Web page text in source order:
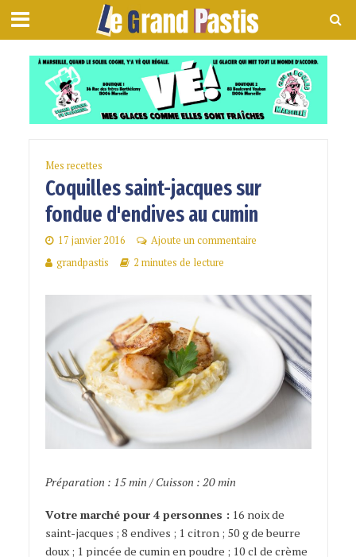
Mes recettes
Coquilles saint-jacques sur
fondue d'endives au cumin
17 janvier 2016
Ajoute un commentaire
grandpastis
2 minutes de lecture
Préparation : 15 min / Cuisson : 20 min
Votre marché pour 4 personnes : 16 noix de
saint-jacques ; 8 endives ; 1 citron ; 50 g de beurre
doux ; 1 pincée de cumin en poudre ; 10 cl de crème